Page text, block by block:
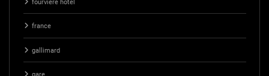
fourviere hotel
france
gallimard